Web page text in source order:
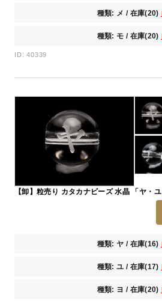
種類: メ / 在庫(20)
種類: モ / 在庫(20)
ID: 40339
【卸】粒売り カタカナビーズ 水晶 「ヤ・
種類: ヤ / 在庫(16)
種類: ユ / 在庫(17)
種類: ヨ / 在庫(20)